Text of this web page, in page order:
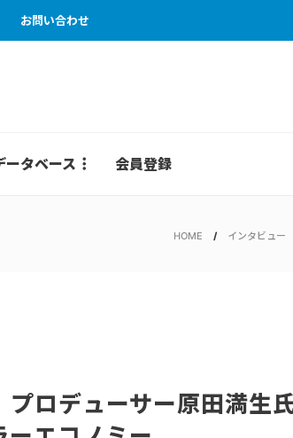
お問い合わせ
ータベース 会員登録
HOME インタビュー
ロデューサー原田満生氏